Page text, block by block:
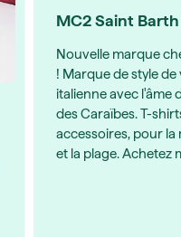
MC2 Saint Barth
Nouvelle marque
! Marque de style de
italienne avec l'âme
des Caraïbes. T-
accessoires, pour
et la plage. Achetez